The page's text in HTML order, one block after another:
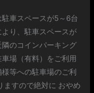
車スペースが5～6台
り、駐車スペースが
のコインパーキング
場（有料）をご利用
等への駐車場のご利
ますので絶対に おやめ